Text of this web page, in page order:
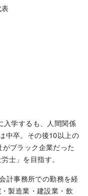
入学するも、人間関係
中卒。その後10以上の
ブラック企業だった
士」を目指す。
計事務所での勤務を経
製造業・建設業・飲